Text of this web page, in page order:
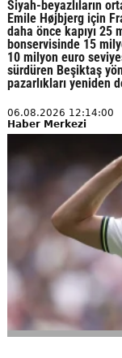
Siyah-beyazlıların
Emile Højbjerg için
daha önce kapıyı 25
bonservisinde 15
10 milyon euro
sürdüren Beşiktaş
pazarlıkları yeniden
06.08.2026 12:14:00
Haber Merkezi